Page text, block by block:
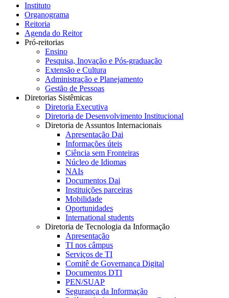
Instituto
Organograma
Reitoria
Agenda do Reitor
Pró-reitorias
Ensino
Pesquisa, Inovação e Pós-graduação
Extensão e Cultura
Administração e Planejamento
Gestão de Pessoas
Diretorias Sistêmicas
Diretoria Executiva
Diretoria de Desenvolvimento Institucional
Diretoria de Assuntos Internacionais
Apresentação Dai
Informações úteis
Ciência sem Fronteiras
Núcleo de Idiomas
NAIs
Documentos Dai
Instituições parceiras
Mobilidade
Oportunidades
International students
Diretoria de Tecnologia da Informação
Apresentação
TI nos câmpus
Serviços de TI
Comitê de Governança Digital
Documentos DTI
PEN/SUAP
Segurança da Informação